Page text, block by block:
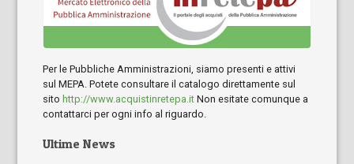
Per le Pubbliche Amministrazioni, siamo presenti e attivi
sul MEPA. Potete consultare il catalogo direttamente sul
sito http://www.acquistinretepa.it Non esitate comunque a
contattarci per ogni info al riguardo.
Ultime News